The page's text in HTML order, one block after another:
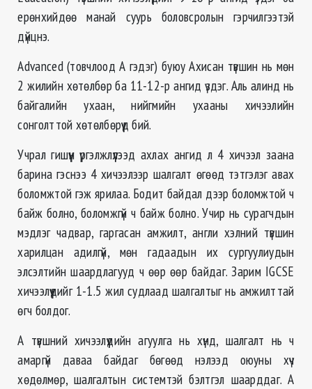
ерөнхийдөө манай суурь боловсролын гэрчилгээтэй
дүйцнэ.
Advanced (товчлоод А гэдэг) буюу Ахисан түвшин нь мөн
2 жилийн хөтөлбөр ба 11-12-р ангид үздэг. Аль алинд нь
байгалийн ухаан, нийгмийн ухааны хичээлийн
сонголттой хөтөлбөрүүд бий.
Учрал гишүүн үргэлжлүүлээд ахлах ангид л 4 хичээл заана
барина гэснээ 4 хичээлээр шалгалт өгөөд тэтгэлэг авах
боломжтой гэж ярилаа. Бодит байдал дээр боломжтой ч
байж болно, боломжгүй ч байж болно. Учир нь сурагчдын
мэдлэг чадвар, гаргасан амжилт, англи хэлний түвшин
харилцан адилгүй, мөн гадаадын их сургуулиудын
элсэлтийн шаардлагууд ч өөр өөр байдаг. Зарим IGCSE
хичээлүүдийг 1-1.5 жил судлаад шалгалтыг нь амжилттай
өгч болдог.
А түвшний хичээлүүдийн агуулга нь хүнд, шалгалт нь ч
амаргүй даваа байдаг бөгөөд нэлээд оюуны хүч
хөдөлмөр, шалгалтын системтэй бэлтгэл шаарддаг. А